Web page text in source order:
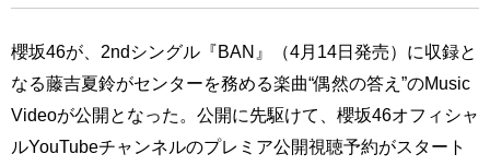
櫻坂46が、2ndシングル『BAN』（4月14日発売）に収録と
なる藤吉夏鈴がセンターを務める楽曲“偶然の答え”のMusic
Videoが公開となった。公開に先駆けて、櫻坂46オフィシャ
ルYouTubeチャンネルのプレミア公開視聴予約がスタート